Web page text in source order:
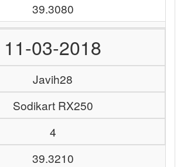
39.3080
11-03-2018
Javih28
Sodikart RX250
4
39.3210